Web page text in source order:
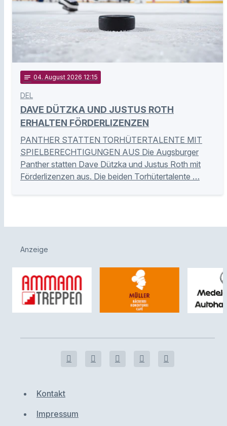
notes 04. August 2026 12:15
DEL
DAVE DÜTZKA UND JUSTUS ROTH
ERHALTEN FÖRDERLIZENZEN
PANTHER STATTEN TORHÜTERTALENTE MIT
SPIELBERECHTIGUNGEN AUS Die Augsburger
Panther statten Dave Dützka und Justus Roth mit
Förderlizenzen aus. Die beiden Torhütertalente …
Anzeige
Kontakt
Impressum